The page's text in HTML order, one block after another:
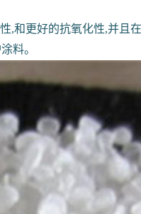
,和更好的抗氧化性,并
料。